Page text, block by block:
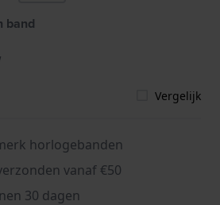
band
Vergelijk
horlogebanden
vanaf €50
30 dagen